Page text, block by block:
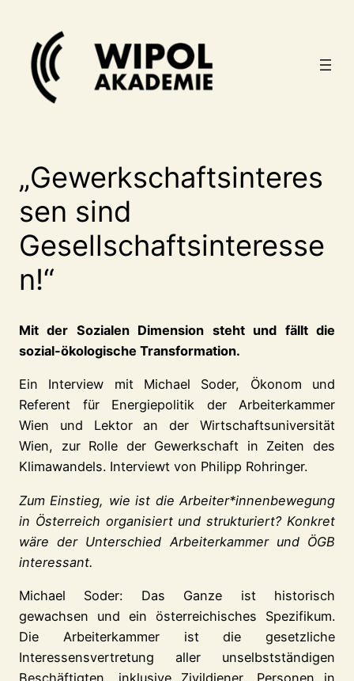
springen
„Gewerkschaftsinteres
sen sind
Gesellschaftsinteresse
n!“
Mit der Sozialen Dimension steht und fällt die
sozial-ökologische Transformation.
Ein Interview mit Michael Soder, Ökonom und
Referent für Energiepolitik der Arbeiterkammer
Wien und Lektor an der Wirtschaftsuniversität
Wien, zur Rolle der Gewerkschaft in Zeiten des
Klimawandels. Interviewt von Philipp Rohringer.
Zum Einstieg, wie ist die Arbeiter*innenbewegung
in Österreich organisiert und strukturiert? Konkret
wäre der Unterschied Arbeiterkammer und ÖGB
interessant.
Michael Soder: Das Ganze ist historisch
gewachsen und ein österreichisches Spezifikum.
Die Arbeiterkammer ist die gesetzliche
Interessensvertretung aller unselbstständigen
Beschäftigten, inklusive Zivildiener, Personen in